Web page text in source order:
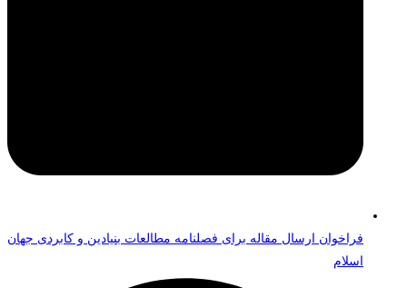
فراخوان ارسال مقاله برای فصلنامه مطالعات بنیادین و کابردی جهان
اسلام